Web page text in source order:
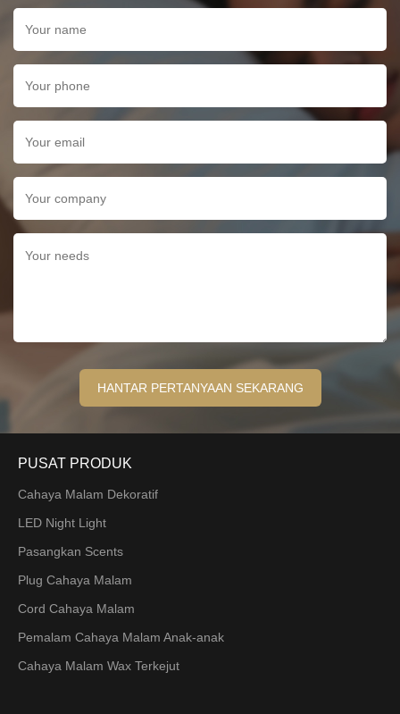
PUSAT PRODUK
Cahaya Malam Dekoratif
LED Night Light
Pasangkan Scents
Plug Cahaya Malam
Cord Cahaya Malam
Pemalam Cahaya Malam Anak-anak
Cahaya Malam Wax Terkejut